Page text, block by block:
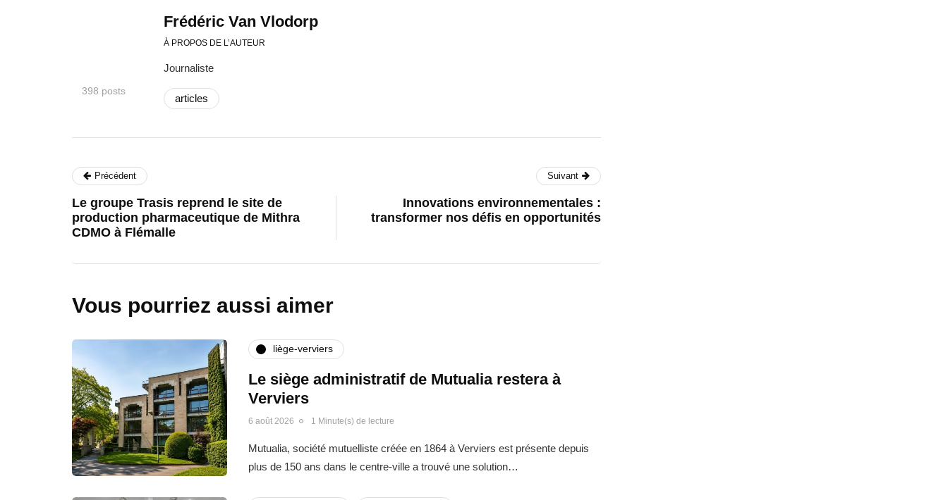
398 posts
Frédéric Van Vlodorp
À PROPOS DE L’AUTEUR
Journaliste
articles
Précédent
Le groupe Trasis reprend le site de
production pharmaceutique de Mithra
CDMO à Flémalle
Suivant
Innovations environnementales :
transformer nos défis en opportunités
Vous pourriez aussi aimer
liège-verviers
Le siège administratif de Mutualia restera à
Verviers
6 août 2026 1 Minute(s) de lecture
Mutualia, société mutuelliste créée en 1864 à Verviers est présente depuis
plus de 150 ans dans le centre-ville a trouvé une solution…